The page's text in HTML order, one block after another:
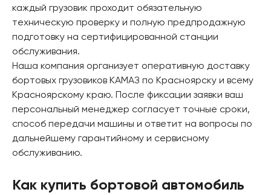
каждый грузовик проходит обязательную
техническую проверку и полную предпродажную
подготовку на сертифицированной станции
обслуживания.
Наша компания организует оперативную доставку
бортовых грузовиков КАМАЗ по Красноярску и всему
Красноярскому краю. После фиксации заявки ваш
персональный менеджер согласует точные сроки,
способ передачи машины и ответит на вопросы по
дальнейшему гарантийному и сервисному
обслуживанию.
Как купить бортовой автомобиль